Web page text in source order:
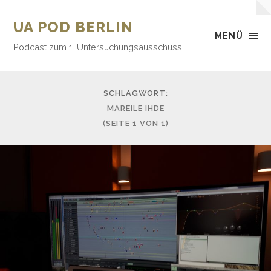
MENÜ
UA POD BERLIN
Podcast zum 1. Untersuchungsausschuss
SCHLAGWORT:
MAREILE IHDE
(SEITE 1 VON 1)